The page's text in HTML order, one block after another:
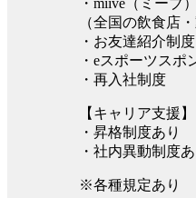
（全国の飲食店
・お友達紹介制度
・eスポーツスポ
・再入社制度
【キャリア支援】
・昇格制度あり
・社内異動制度あ
※各種規定あり